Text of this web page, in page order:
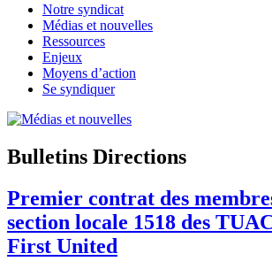
Notre syndicat
Médias et nouvelles
Ressources
Enjeux
Moyens d’action
Se syndiquer
Bulletins Directions
Premier contrat des
section locale 1518 des
First United